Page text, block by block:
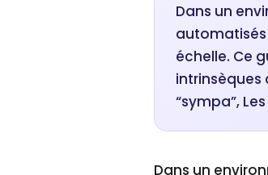
Dans un
automatisés
échelle. Ce
intrinsèques
“sympa”,
Dans un